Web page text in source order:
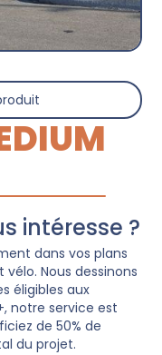
intéresse ?
dans vos plans
Nous dessinons
éligibles aux
notre service est
de 50% de
du projet.